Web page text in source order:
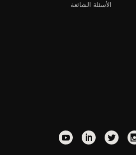
الأسئلة الشائعة